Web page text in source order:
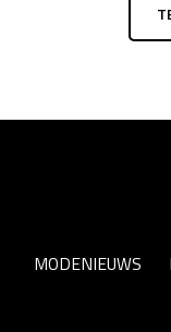
MODENIEUWS